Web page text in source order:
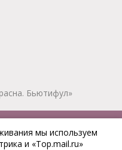
Бьютифул»
мы используем
и «Top.mail.ru»